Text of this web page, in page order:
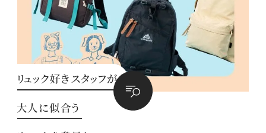
リュック好きスタッフが
大人に似合う